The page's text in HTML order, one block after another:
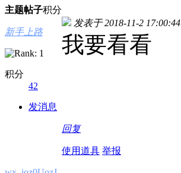
主题帖子积分
新手上路
积分
42
发消息
发表于 2018-11-2 17:00:44
我要看看
回复
使用道具 举报